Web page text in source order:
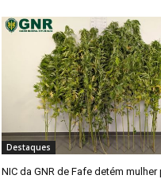
Destaques
NIC da GNR de Fafe detém mulher